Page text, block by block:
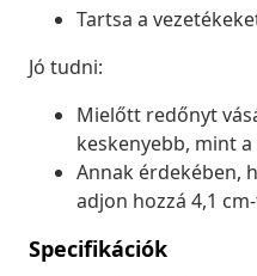
Tartsa a
Jó tudni:
Mielőtt redőnyt
keskenyebb, mint
Annak érdekében,
adjon hozzá 4,1
Specifikációk